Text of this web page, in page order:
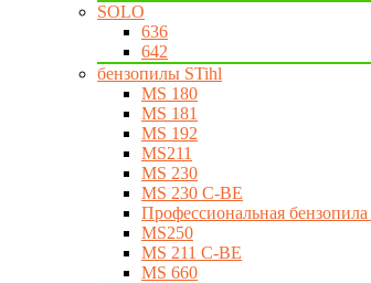
SOLO
636
642
бензопилы STihl
MS 180
MS 181
MS 192
MS211
MS 230
MS 230 C-BE
Профессиональная
MS250
MS 211 C-BE
MS 660